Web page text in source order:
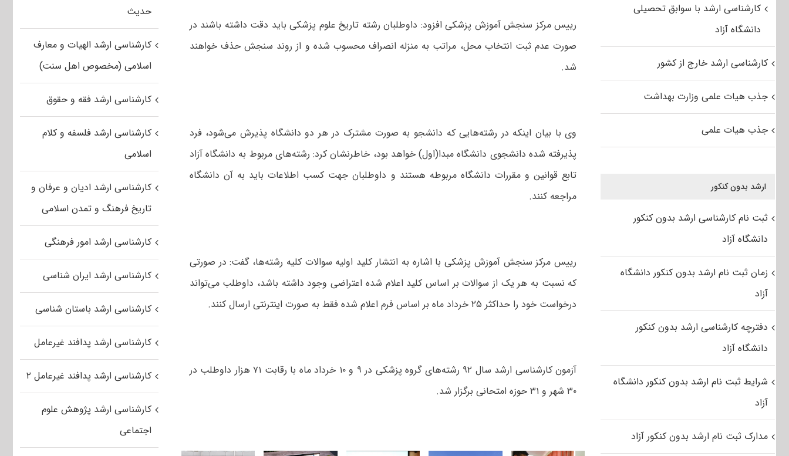
رییس مرکز سنجش آموزش پزشکی افزود: داوطلبان رشته تاریخ علوم پزشکی باید دقت داشته باشند در
صورت عدم ثبت انتخاب محل، مراتب به منزله انصراف محسوب شده و از روند سنجش حذف خواهند
شد.
وی با بیان اینکه در رشته‌هایی که دانشجو به صورت مشترک در هر دو دانشگاه پذیرش می‌شود، فرد
پذیرفته شده دانشجوی دانشگاه مبدا(اول) خواهد بود، خاطرنشان کرد: رشته‌های مربوط به دانشگاه آزاد
تابع قوانین و مقررات دانشگاه مربوطه هستند و داوطلبان جهت کسب اطلاعات باید به آن دانشگاه
مراجعه کنند.
رییس مرکز سنجش آموزش پزشکی با اشاره به انتشار کلید اولیه سوالات کلیه رشته‌ها، گفت: در صورتی
که نسبت به هر یک از سوالات بر اساس کلید اعلام شده اعتراضی وجود داشته باشد، داوطلب می‌تواند
درخواست خود را حداکثر ۲۵ خرداد ماه بر اساس فرم اعلام شده فقط به صورت اینترنتی ارسال کنند.
آزمون کارشناسی ارشد سال ۹۲ رشته‌های گروه پزشکی در ۹ و ۱۰ خرداد ماه با رقابت ۷۱ هزار داوطلب در
۳۰ شهر و ۳۱ حوزه امتحانی برگزار شد.
حدیث
کارشناسی ارشد الهیات و معارف
اسلامی (مخصوص اهل سنت)
کارشناسی ارشد فقه و حقوق
کارشناسی ارشد فلسفه و کلام
اسلامی
کارشناسی ارشد ادیان و عرفان و
تاریخ فرهنگ و تمدن اسلامی
کارشناسی ارشد امور فرهنگی
کارشناسی ارشد ایران شناسی
کارشناسی ارشد باستان شناسی
کارشناسی ارشد پدافند غیرعامل
کارشناسی ارشد پدافند غیرعامل ۲
کارشناسی ارشد پژوهش علوم
اجتماعی
کارشناسی ارشد با سوابق تحصیلی
دانشگاه آزاد
کارشناسی ارشد خارج از کشور
جذب هیات علمی وزارت بهداشت
جذب هیات علمی
ارشد بدون کنکور
ثبت نام کارشناسی ارشد بدون کنکور
دانشگاه آزاد
زمان ثبت نام ارشد بدون کنکور دانشگاه
آزاد
دفترچه کارشناسی ارشد بدون کنکور
دانشگاه آزاد
شرایط ثبت نام ارشد بدون کنکور دانشگاه
آزاد
مدارک ثبت نام ارشد بدون کنکور آزاد